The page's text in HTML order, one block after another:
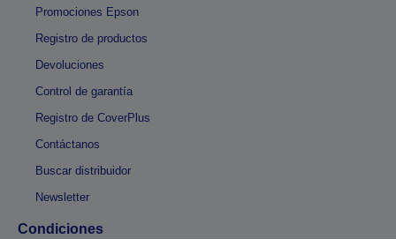
Promociones Epson
Registro de productos
Devoluciones
Control de garantía
Registro de CoverPlus
Contáctanos
Buscar distribuidor
Newsletter
Condiciones